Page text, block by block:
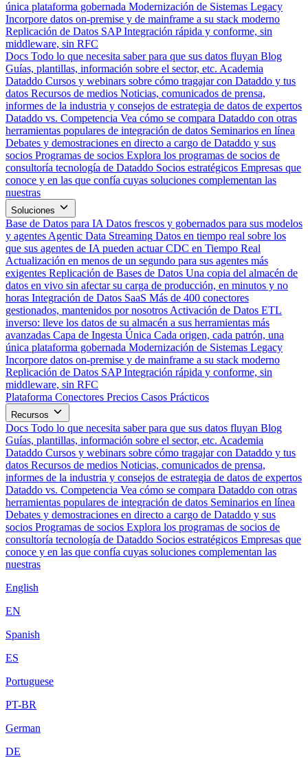
única plataforma gobernada Modernización de Sistemas Legacy
Incorpore datos on-premise y de mainframe a su stack moderno
Replicación de Datos SAP Integración rápida y conforme, sin
middleware, sin RFC
Docs Todo lo que necesita saber para que sus datos fluyan Blog
Guías, plantillas, información sobre el sector, etc. Academia
Dataddo Cursos y webinars sobre cómo tragajar con Dataddo y tus
datos Recursos de medios Noticias, comunicados de prensa,
informes de la industria y consejos de estrategia de datos de expertos
Dataddo vs. Competencia Vea cómo se compara Dataddo con otras
herramientas populares de integración de datos Seminarios en línea
Debates y demostraciones en directo a cargo de Dataddo y sus
socios Programas de socios Explora los programas de socios de
consultoría tecnología de Dataddo Socios estratégicos Empresas que
conoce y en las que confía cuyas soluciones complementan las
nuestras
Soluciones
Base de Datos para IA Datos frescos y gobernados para sus modelos
y agentes Agentic Data Streaming Datos en tiempo real sobre los
que sus agentes de IA pueden actuar CDC en Tiempo Real
Actualización en menos de un segundo para sus agentes más
exigentes Replicación de Bases de Datos Una copia del almacén de
datos en vivo sin afectar su carga de producción, en minutos y no
horas Integración de Datos SaaS Más de 400 conectores
gestionados, mantenidos por nosotros Activación de Datos ETL
inverso: lleve los datos de su almacén a sus herramientas más
avanzadas Capa de Ingesta Única Cada origen, cada patrón, una
única plataforma gobernada Modernización de Sistemas Legacy
Incorpore datos on-premise y de mainframe a su stack moderno
Replicación de Datos SAP Integración rápida y conforme, sin
middleware, sin RFC
Plataforma Conectores Precios Casos Prácticos
Recursos
Docs Todo lo que necesita saber para que sus datos fluyan Blog
Guías, plantillas, información sobre el sector, etc. Academia
Dataddo Cursos y webinars sobre cómo tragajar con Dataddo y tus
datos Recursos de medios Noticias, comunicados de prensa,
informes de la industria y consejos de estrategia de datos de expertos
Dataddo vs. Competencia Vea cómo se compara Dataddo con otras
herramientas populares de integración de datos Seminarios en línea
Debates y demostraciones en directo a cargo de Dataddo y sus
socios Programas de socios Explora los programas de socios de
consultoría tecnología de Dataddo Socios estratégicos Empresas que
conoce y en las que confía cuyas soluciones complementan las
nuestras
English
EN
Spanish
ES
Portuguese
PT-BR
German
DE